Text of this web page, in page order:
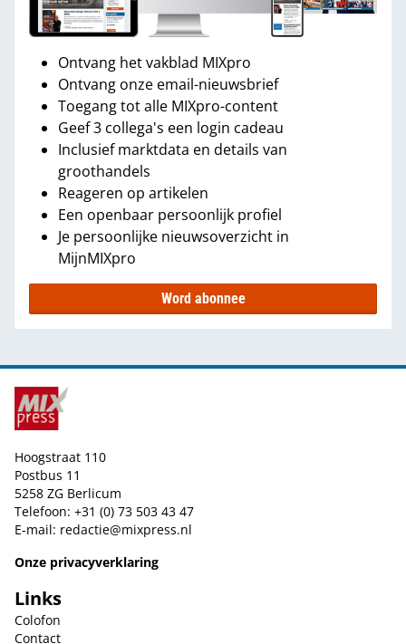
Ontvang het vakblad MIXpro
Ontvang onze email-nieuwsbrief
Toegang tot alle MIXpro-content
Geef 3 collega's een login cadeau
Inclusief marktdata en details van
groothandels
Reageren op artikelen
Een openbaar persoonlijk profiel
Je persoonlijke nieuwsoverzicht in
MijnMIXpro
Word abonnee
Hoogstraat 110
Postbus 11
5258 ZG Berlicum
Telefoon: +31 (0) 73 503 43 47
E-mail: redactie@mixpress.nl
Onze privacyverklaring
Links
Colofon
Contact